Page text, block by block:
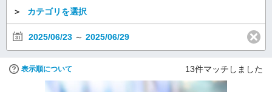
＞ カテゴリを選択
2025/06/23 ～ 2025/06/29
表示順について 13件マッチしました